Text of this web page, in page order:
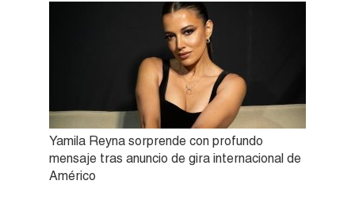
Yamila Reyna sorprende con profundo
mensaje tras anuncio de gira internacional de
Américo